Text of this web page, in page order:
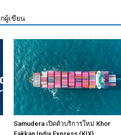
ผู้เขียน
Samudera เปิดตัวบริการใหม่ Khor
Fakkan India Express (KIX)